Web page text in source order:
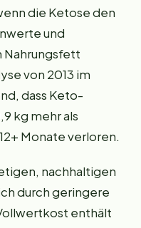
die Ketose den
und
von 2013 im
dass Keto-
kg mehr als
Monate verloren.
nachhaltigen
durch geringere
enthält